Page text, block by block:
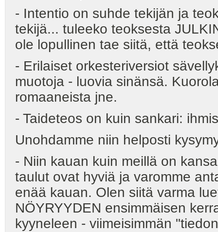
- Intentio on suhde tekijän ja
tekijä... tuleeko teoksesta
ole lopullinen tae siitä, että
- Erilaiset orkesteriversiot
muotoja - luovia sinänsä.
romaaneista jne.
- Taideteos on kuin sankari:
Unohdamme niin helposti
- Niin kauan kuin meillä on
taulut ovat hyviä ja varomme
enää kauan. Olen siitä varma
NÖYRYYDEN ensimmäisen
kyyneleen - viimeisimmän